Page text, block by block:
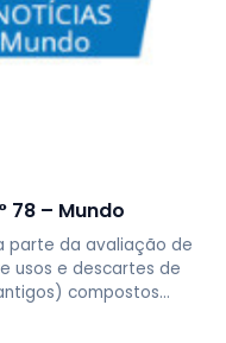
78 – Mundo
parte da avaliação de
usos e descartes de
compostos…